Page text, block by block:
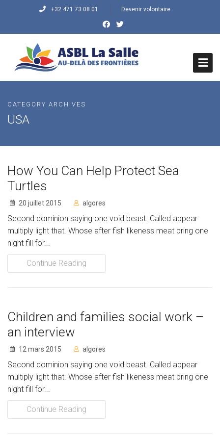
+32 471 73 08 01 Devenir volontaire
QUI SOMMES NOUS ?
Vision/Valeurs
QUE FAISONS-NOUS
Nos programmes
Projets
RESSOURCES
Liens (Réseau Lasallien)
Faites un don
Volontariat
CONTACT
CATEGORY ARCHIVES
USA
How You Can Help Protect Sea
Turtles
20 juillet 2015 algores
Second dominion saying one void beast. Called appear
multiply light that. Whose after fish likeness meat bring one
night fill for...
Continue Reading
Children and families social work –
an interview
12 mars 2015 algores
Second dominion saying one void beast. Called appear
multiply light that. Whose after fish likeness meat bring one
night fill for...
Continue Reading